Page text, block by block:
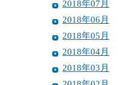
2018年07月
2018年06月
2018年05月
2018年04月
2018年03月